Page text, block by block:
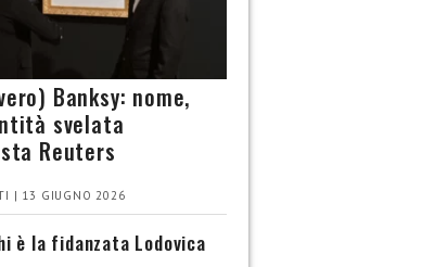
Banksy: nome,
svelata
Reuters
| 13 GIUGNO 2026
è la fidanzata Lodovica